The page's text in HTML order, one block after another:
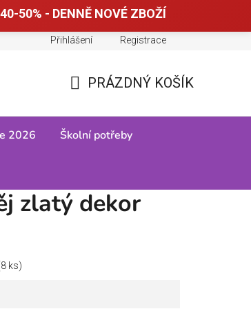
50% - DENNĚ NOVÉ ZBOŽÍ
Tabulky velikostí
Přihlášení Registrace
KOŠÍK
PRÁZDNÝ KOŠÍK
2026 Školní potřeby
zlatý dekor
ks)